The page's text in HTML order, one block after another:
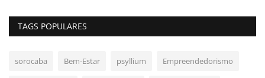
TAGS POPULARES
sorocaba Bem-Estar psyllium Empreendedorismo